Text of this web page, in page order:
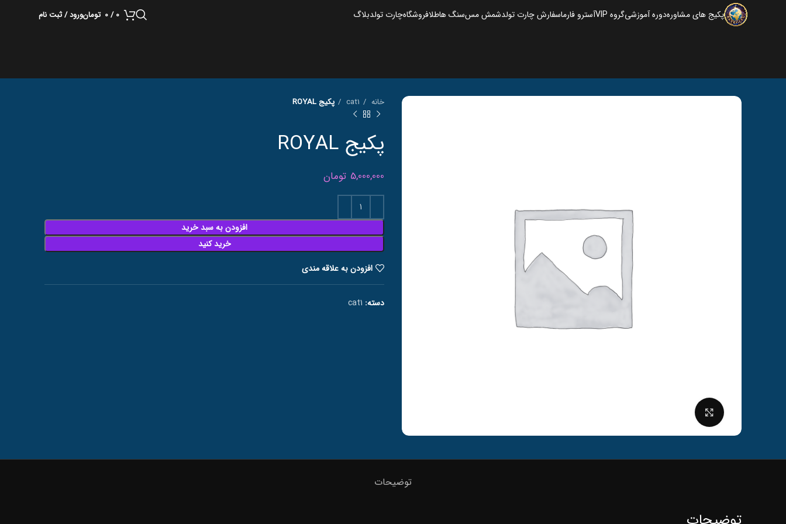
پکیج های مشاورهدوره آموزشیگروه VIP آسترو فارماسفارش چارت تولدشمش مسسنگ هاطلافروشگاهچارت تولدبلاگ 0
/
0 تومانورود / ثبت نام
خانه cat1 پکیج ROYAL
پکیج ROYAL
5,000,000 تومان
افزودن به سبد خرید
خرید کنید
افزودن به علاقه مندی
دسته: cat1
توضیحات